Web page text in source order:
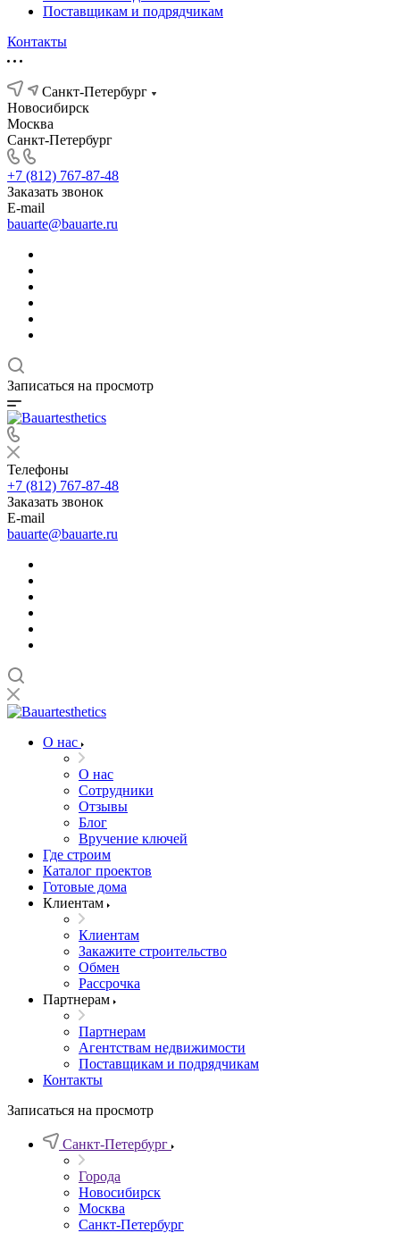
Поставщикам и подрядчикам
Контакты
Санкт-Петербург
Новосибирск
Москва
Санкт-Петербург
+7 (812) 767-87-48
Заказать звонок
E-mail
bauarte@bauarte.ru
Записаться на просмотр
Телефоны
+7 (812) 767-87-48
Заказать звонок
E-mail
bauarte@bauarte.ru
О нас
О нас
Сотрудники
Отзывы
Блог
Вручение ключей
Где строим
Каталог проектов
Готовые дома
Клиентам
Клиентам
Закажите строительство
Обмен
Рассрочка
Партнерам
Партнерам
Агентствам недвижимости
Поставщикам и подрядчикам
Контакты
Записаться на просмотр
Санкт-Петербург
Города
Новосибирск
Москва
Санкт-Петербург